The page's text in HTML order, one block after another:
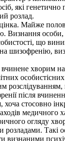
які
розлад.
Майже
Визнання особи,
що
шизофренію,
хворим на
після
хоча стосовно
медичного
огляду
Такі
визнаними